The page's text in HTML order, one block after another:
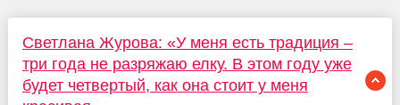
Светлана Журова: «У меня есть традиция –
три года не разряжаю елку. В этом году уже
будет четвертый, как она стоит у меня